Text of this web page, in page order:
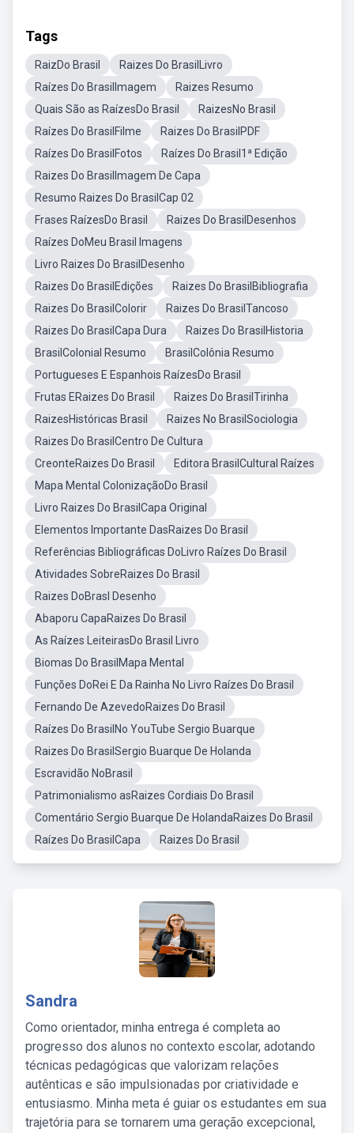
Tags
RaizDo Brasil
Raizes Do BrasilLivro
Raízes Do BrasilImagem
Raizes Resumo
Quais São as RaízesDo Brasil
RaizesNo Brasil
Raízes Do BrasilFilme
Raizes Do BrasilPDF
Raízes Do BrasilFotos
Raízes Do Brasil1ª Edição
Raizes Do BrasilImagem De Capa
Resumo Raizes Do BrasilCap 02
Frases RaízesDo Brasil
Raizes Do BrasilDesenhos
Raízes DoMeu Brasil Imagens
Livro Raizes Do BrasilDesenho
Raizes Do BrasilEdições
Raizes Do BrasilBibliografia
Raizes Do BrasilColorir
Raizes Do BrasilTancoso
Raizes Do BrasilCapa Dura
Raizes Do BrasilHistoria
BrasilColonial Resumo
BrasilColônia Resumo
Portugueses E Espanhois RaízesDo Brasil
Frutas ERaizes Do Brasil
Raizes Do BrasilTirinha
RaizesHistóricas Brasil
Raizes No BrasilSociologia
Raizes Do BrasilCentro De Cultura
CreonteRaizes Do Brasil
Editora BrasilCultural Raízes
Mapa Mental ColonizaçãoDo Brasil
Livro Raizes Do BrasilCapa Original
Elementos Importante DasRaizes Do Brasil
Referências Bibliográficas DoLivro Raízes Do Brasil
Atividades SobreRaizes Do Brasil
Raizes DoBrasl Desenho
Abaporu CapaRaizes Do Brasil
As Raízes LeiteirasDo Brasil Livro
Biomas Do BrasilMapa Mental
Funções DoRei E Da Rainha No Livro Raízes Do Brasil
Fernando De AzevedoRaizes Do Brasil
Raízes Do BrasilNo YouTube Sergio Buarque
Raizes Do BrasilSergio Buarque De Holanda
Escravidão NoBrasil
Patrimonialismo asRaizes Cordiais Do Brasil
Comentário Sergio Buarque De HolandaRaizes Do Brasil
Raízes Do BrasilCapa
Raizes Do Brasil
Sandra
Como orientador, minha entrega é completa ao
progresso dos alunos no contexto escolar, adotando
técnicas pedagógicas que valorizam relações
autênticas e são impulsionadas por criatividade e
entusiasmo. Minha meta é guiar os estudantes em sua
trajetória para se tornarem uma geração excepcional,